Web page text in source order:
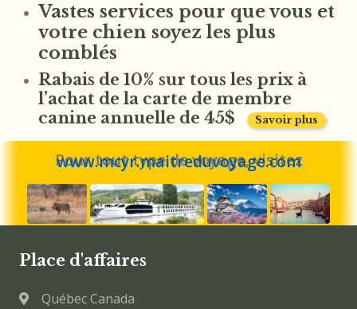
Vastes services pour que vous et
votre chien soyez les plus
comblés
Rabais de 10% sur tous les prix à
l’achat de la carte de membre
canine annuelle de 45$
Savoir plus
Pour tout type de voyage, visitez
www.mcyr.maitreduvoyage.com
Place d'affaires
Québec Canada